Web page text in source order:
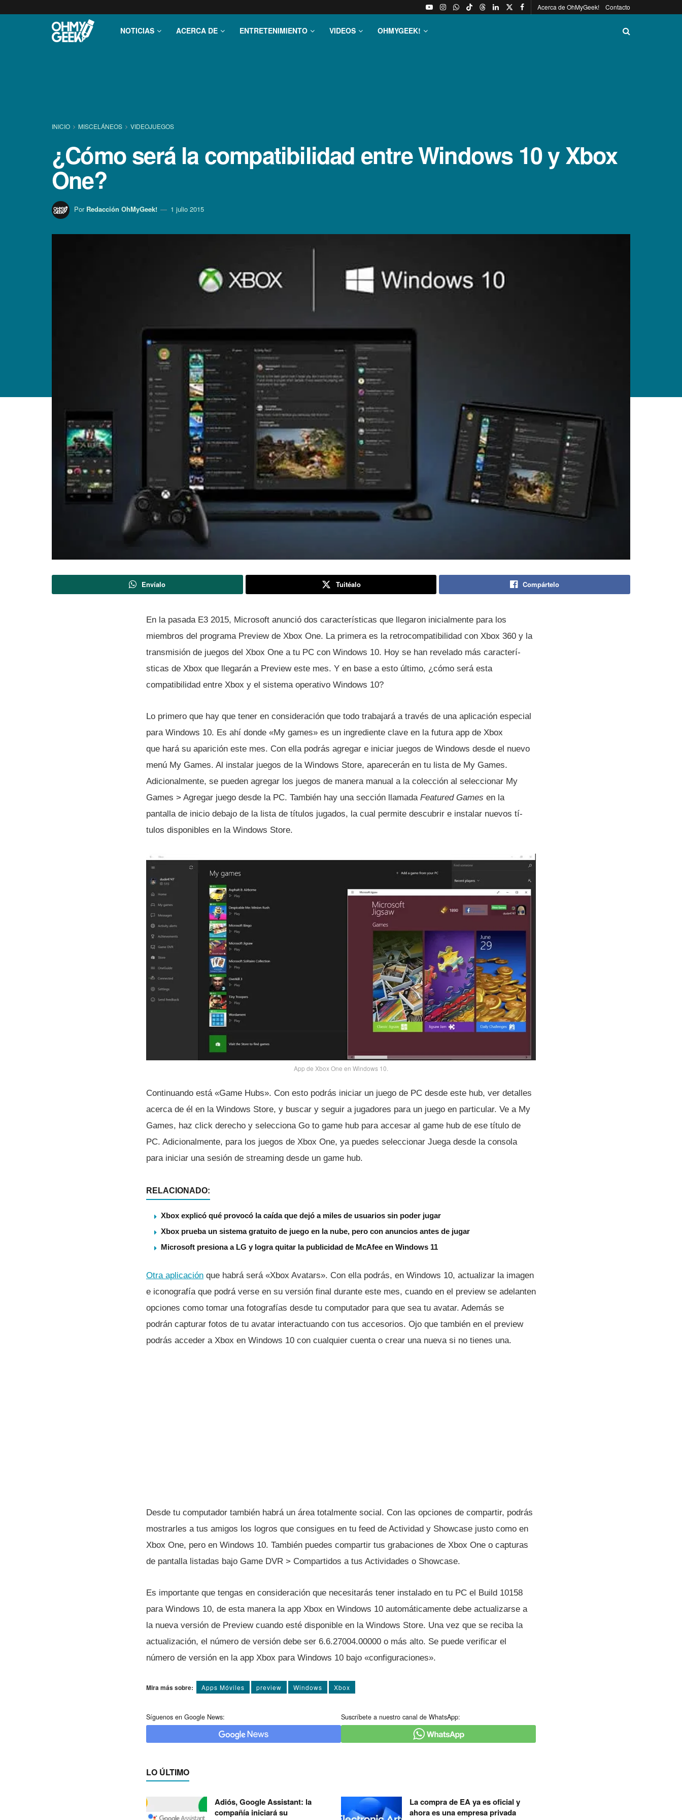
Acerca de OhMyGeek! Contacto
NOTICIAS ACERCA DE ENTRETENIMIENTO VIDEOS OHMYGEEK!
INICIO MISCELÁNEOS VIDEOJUEGOS
¿Cómo será la compatibilidad entre Windows 10 y Xbox
One?
Por Redacción OhMyGeek! 1 julio 2015
Envíalo Tuitéalo Compártelo
En la pasada E3 2015, Microsoft anunció dos caracterí­sticas que llegaron inicialmente para los
miembros del programa Preview de Xbox One. La primera es la retrocompatibilidad con Xbox 360 y la
transmisión de juegos del Xbox One a tu PC con Windows 10. Hoy se han revelado más caracterí­
sticas de Xbox que llegarán a Preview este mes. Y en base a esto último, ¿cómo será esta
compatibilidad entre Xbox y el sistema operativo Windows 10?
Lo primero que hay que tener en consideración que todo trabajará a través de una aplicación especial
para Windows 10. Es ahí­ donde «My games» es un ingrediente clave en la futura app de Xbox
que hará su aparición este mes. Con ella podrás agregar e iniciar juegos de Windows desde el nuevo
menú My Games. Al instalar juegos de la Windows Store, aparecerán en tu lista de My Games.
Adicionalmente, se pueden agregar los juegos de manera manual a la colección al seleccionar My
Games > Agregar juego desde la PC. También hay una sección llamada Featured Games en la
pantalla de inicio debajo de la lista de tí­tulos jugados, la cual permite descubrir e instalar nuevos tí­
tulos disponibles en la Windows Store.
App de Xbox One en Windows 10.
Continuando está «Game Hubs». Con esto podrás iniciar un juego de PC desde este hub, ver detalles
acerca de él en la Windows Store, y buscar y seguir a jugadores para un juego en particular. Ve a My
Games, haz click derecho y selecciona Go to game hub para accesar al game hub de ese tí­tulo de
PC. Adicionalmente, para los juegos de Xbox One, ya puedes seleccionar Juega desde la consola
para iniciar una sesión de streaming desde un game hub.
RELACIONADO:
Xbox explicó qué provocó la caída que dejó a miles de usuarios sin poder jugar
Xbox prueba un sistema gratuito de juego en la nube, pero con anuncios antes de jugar
Microsoft presiona a LG y logra quitar la publicidad de McAfee en Windows 11
Otra aplicación que habrá será «Xbox Avatars». Con ella podrás, en Windows 10, actualizar la imagen
e iconografí­a que podrá verse en su versión final durante este mes, cuando en el preview se adelanten
opciones como tomar una fotografí­as desde tu computador para que sea tu avatar. Además se
podrán capturar fotos de tu avatar interactuando con tus accesorios. Ojo que también en el preview
podrás acceder a Xbox en Windows 10 con cualquier cuenta o crear una nueva si no tienes una.
Desde tu computador también habrá un área totalmente social. Con las opciones de compartir, podrás
mostrarles a tus amigos los logros que consigues en tu feed de Actividad y Showcase justo como en
Xbox One, pero en Windows 10. También puedes compartir tus grabaciones de Xbox One o capturas
de pantalla listadas bajo Game DVR > Compartidos a tus Actividades o Showcase.
Es importante que tengas en consideración que necesitarás tener instalado en tu PC el Build 10158
para Windows 10, de esta manera la app Xbox en Windows 10 automáticamente debe actualizarse a
la nueva versión de Preview cuando esté disponible en la Windows Store. Una vez que se reciba la
actualización, el número de versión debe ser 6.6.27004.00000 o más alto. Se puede verificar el
número de versión en la app Xbox para Windows 10 bajo «configuraciones».
Mira más sobre: Apps Móviles preview Windows Xbox
Síguenos en Google News: Suscríbete a nuestro canal de WhatsApp:
LO ÚLTIMO
Adiós, Google Assistant: la
compañía iniciará su
La compra de EA ya es oficial y
ahora es una empresa privada